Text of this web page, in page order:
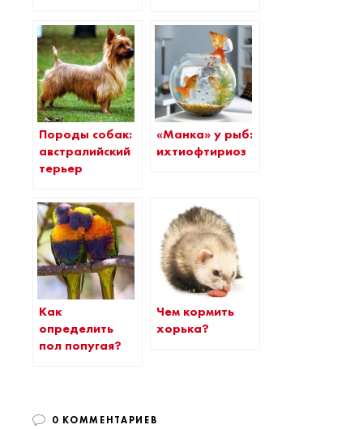
Породы собак:
австралийский
терьер
«Манка» у рыб:
ихтиофтириоз
Как
определить
пол попугая?
Чем кормить
хорька?
0 КОММЕНТАРИЕВ